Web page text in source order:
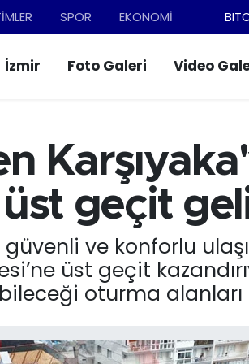
SPOR EKONOMİ
İzmir Foto Galeri Video
üst geçit
ve konforlu
üst geçit
oturma